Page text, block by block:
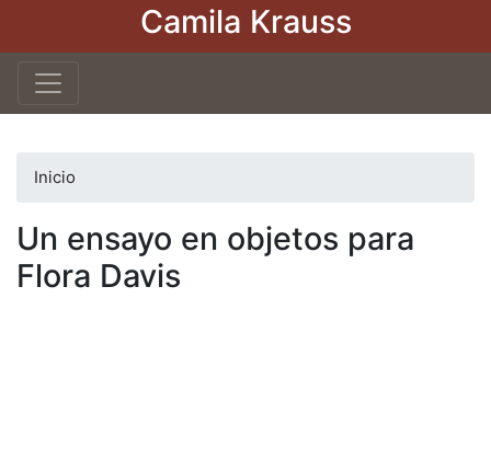
Pasar
Camila Krauss
Inicio
Un ensayo en objetos para
Flora Davis